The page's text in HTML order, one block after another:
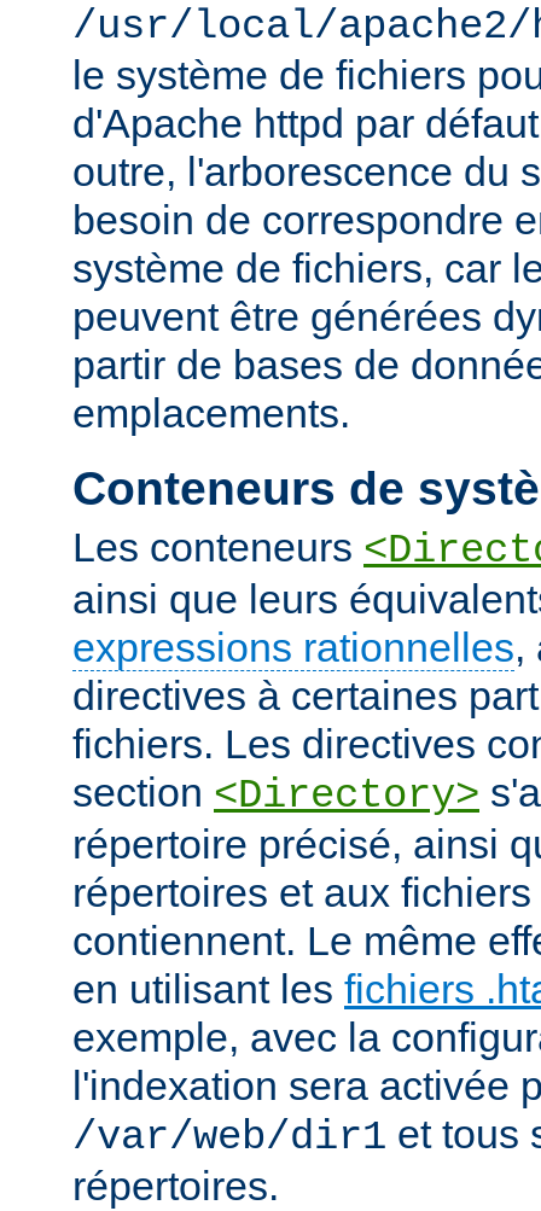
/usr/local/
le système de fichiers
d'Apache httpd par
outre, l'arborescence du
besoin de correspondre
système de fichiers, car
peuvent être générées
partir de bases de
emplacements.
Conteneurs de
Les conteneurs
ainsi que leurs
expressions rationnelles,
directives à certaines
fichiers. Les directives
section <Directory>
répertoire précisé, ainsi
répertoires et aux
contiennent. Le même
en utilisant les fichiers
exemple, avec la
l'indexation sera activée
/var/web/dir1 et tous
répertoires.